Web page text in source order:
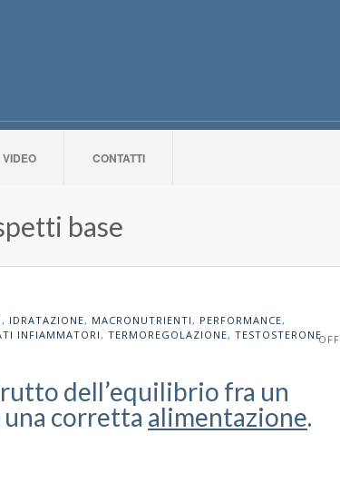
VIDEO CONTATTI
base
, IDRATAZIONE, MACRONUTRIENTI, PERFORMANCE,
INFIAMMATORI, TERMOREGOLAZIONE, TESTOSTERONEOFF
dell’equilibrio fra un
corretta alimentazione.